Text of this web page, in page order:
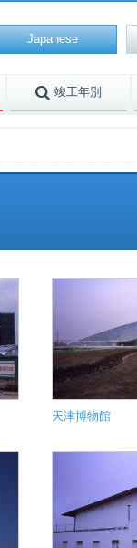
Japanese
竣工年別
天津博物館